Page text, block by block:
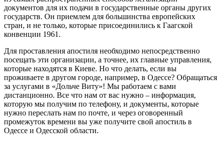
документов для их подачи в государственные органы других
государств. Он приемлем для большинства европейских
стран, и не только, которые присоединились к Гаагской
конвенции 1961.
Для проставления апостиля необходимо непосредственно
посещать эти организации, а точнее, их главные управления,
которые находятся в Киеве. Но что делать, если вы
проживаете в другом городе, например, в Одессе? Обращаться
за услугами в «Дольче Виту»! Мы работаем с вами
дистанционно. Все что нам от вас нужно – информация,
которую мы получим по телефону, и документы, которые
нужно переслать нам по почте, и через оговоренный
промежуток времени вы уже получите свой апостиль в
Одессе и Одесской области.